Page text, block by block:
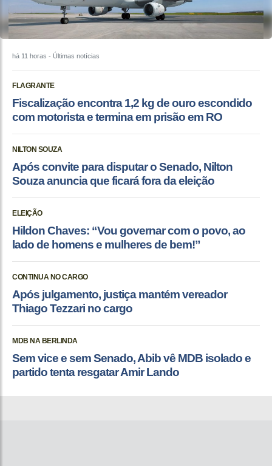
há 11 horas - Últimas notícias
FLAGRANTE
Fiscalização encontra 1,2 kg de ouro escondido
com motorista e termina em prisão em RO
NILTON SOUZA
Após convite para disputar o Senado, Nilton
Souza anuncia que ficará fora da eleição
ELEIÇÃO
Hildon Chaves: “Vou governar com o povo, ao
lado de homens e mulheres de bem!”
CONTINUA NO CARGO
Após julgamento, justiça mantém vereador
Thiago Tezzari no cargo
MDB NA BERLINDA
Sem vice e sem Senado, Abib vê MDB isolado e
partido tenta resgatar Amir Lando